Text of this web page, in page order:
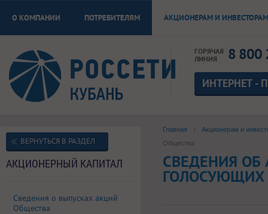
О КОМПАНИИ ПОТРЕБИТЕЛЯМ АКЦИОНЕРАМ И ИНВЕСТОРАМ
ГОРЯЧАЯ
ЛИНИЯ
8 800
ИНТЕРНЕТ -
Главная
Акционерам и
Общества
СВЕДЕНИЯ
ВЕРНУТЬСЯ В РАЗДЕЛ
АКЦИОНЕРНЫЙ КАПИТАЛ
Сведения о выпусках акций
Общества